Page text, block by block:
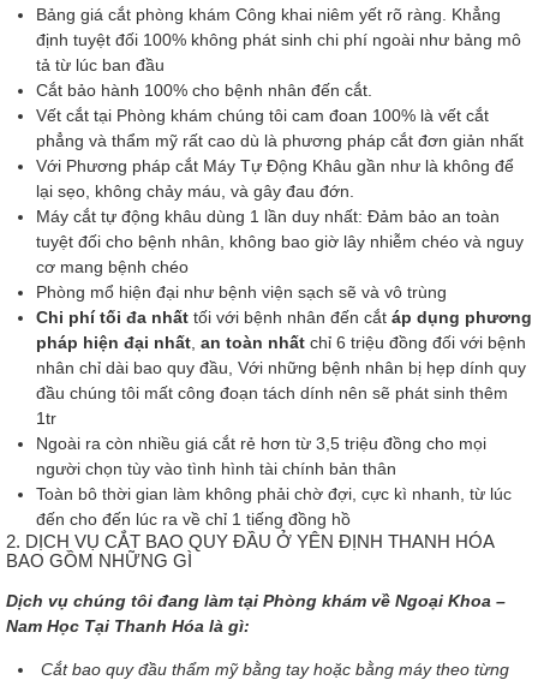
Bảng giá cắt phòng khám Công khai niêm yết rõ ràng. Khẳng
định tuyệt đối 100% không phát sinh chi phí ngoài như bảng mô
tả từ lúc ban đầu
Cắt bảo hành 100% cho bệnh nhân đến cắt.
Vết cắt tại Phòng khám chúng tôi cam đoan 100% là vết cắt
phẳng và thẩm mỹ rất cao dù là phương pháp cắt đơn giản nhất
Với Phương pháp cắt Máy Tự Động Khâu gần như là không để
lại sẹo, không chảy máu, và gây đau đớn.
Máy cắt tự động khâu dùng 1 lần duy nhất: Đảm bảo an toàn
tuyệt đối cho bệnh nhân, không bao giờ lây nhiễm chéo và nguy
cơ mang bệnh chéo
Phòng mổ hiện đại như bệnh viện sạch sẽ và vô trùng
Chi phí tối đa nhất tối với bệnh nhân đến cắt áp dụng phương
pháp hiện đại nhất an toàn nhất chỉ 6 triệu đồng đối với bệnh
nhân chỉ dài bao quy đầu, Với những bệnh nhân bị hẹp dính quy
đầu chúng tôi mất công đoạn tách dính nên sẽ phát sinh thêm
1tr
Ngoài ra còn nhiều giá cắt rẻ hơn từ 3,5 triệu đồng cho mọi
người chọn tùy vào tình hình tài chính bản thân
Toàn bô thời gian làm không phải chờ đợi, cực kì nhanh, từ lúc
đến cho đến lúc ra về chỉ 1 tiếng đồng hồ
2. DỊCH VỤ CẮT BAO QUY ĐẦU Ở YÊN ĐỊNH THANH HÓA
BAO GỒM NHỮNG GÌ
Dịch vụ chúng tôi đang làm tại Phòng khám về Ngoại Khoa –
Nam Học Tại Thanh Hóa là gì:
Cắt bao quy đầu thẩm mỹ bằng tay hoặc bằng máy theo từng